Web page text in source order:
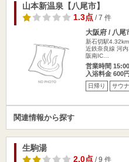
山本新温泉【八尾市】
1.3点/ 7 件
大阪府 / 八尾
新石切駅4.32km
近鉄奈良線 河
阪南IC…
営業時間
入浴料金 600
日帰り サウナ
関連情報から探す
生駒湯
2.0点/ 9 件